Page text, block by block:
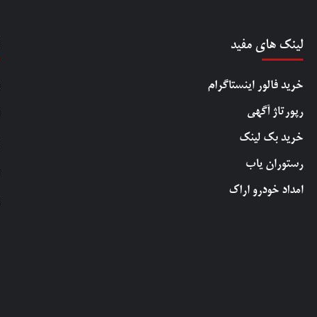
لینک های مفید
خرید فالور اینستاگرام
رپورتاژ آگهی
خرید بک لینک
رستوران یاب
امداد خودرو اراک